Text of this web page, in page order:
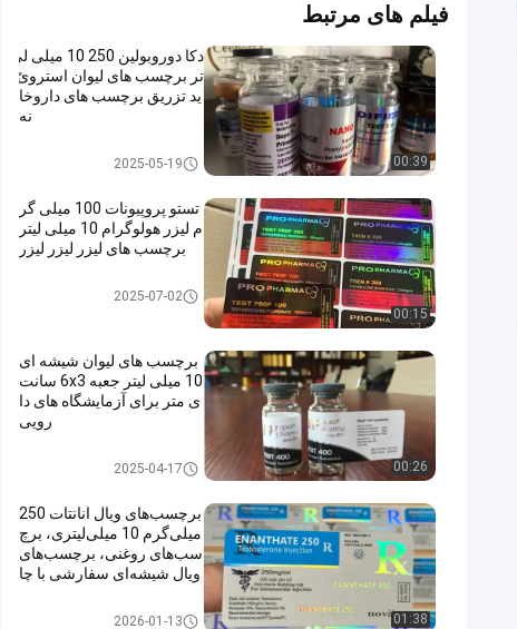
فیلم های مرتبط
00:39
دکا دوروبولین 250 10 میلی لی
تر برچسب های لیوان استروئ
ید تزریق برچسب های داروخا
نه
10 میلی لیتر برچسب ویال
2025-05-19
00:15
تستو پروپیونات 100 میلی گر
م ليزر هولوگرام 10 میلی لیتر
برچسب های لیزر لیزر لیزر
لیوان های شیشه ای2025-07-02
00:26
برچسب های لیوان شیشه ای
10 میلی لیتر جعبه 6x3 سانت
ی متر برای آزمایشگاه های دا
رویی
لیوان های شیشه ای2025-04-17
01:38
برچسب‌های ویال انانتات 250
میلی‌گرم 10 میلی‌لیتری، برچ
سب‌های روغنی، برچسب‌های
ویال شیشه‌ای سفارشی با چا
لیوان های شیشه ای2026-01-13